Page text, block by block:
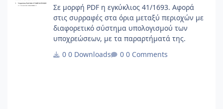
Σε μορφή PDF η εγκύκλιος 41/1693. Αφορά
στις συρραφές στα όρια μεταξύ περιοχών με
διαφορετικό σύστημα υπολογισμού των
υποχρεώσεων, με τα παραρτήματά της.
0 Downloads
0 Comments